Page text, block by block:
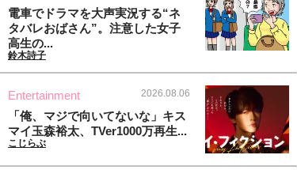
電車でドラマを大声実況する“ネ
タバレおばさん”。注意した女子
高生の...
鈴木詩子
Entertainment 2026.08.06
「俺、マジで向いてないな」キス
マイ玉森裕太、TVer1000万再生...
こじらぶ